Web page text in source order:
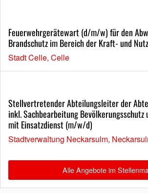
Feuerwehrgerätewart (d/m/w) für den
Brandschutz im Bereich der Kraft- und
Stadt Celle, Celle
Stellvertretender Abteilungsleiter der
inkl. Sachbearbeitung Bevölkerungsschutz
mit Einsatzdienst (m/w/d)
Stadtverwaltung Neckarsulm,
Alle Angebote im